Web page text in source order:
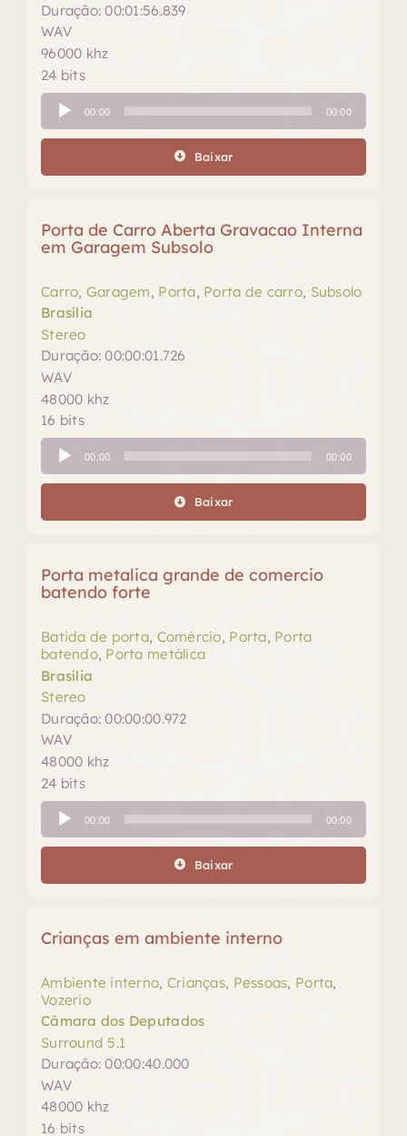
Duração: 00:01:56.839
WAV
96000 khz
24 bits
Tocador
de
áudio
00:00 00:00
Baixar
Porta de Carro Aberta Gravacao Interna
em Garagem Subsolo
Carro, Garagem, Porta, Porta de carro, Subsolo
Brasília
Stereo
Duração: 00:00:01.726
WAV
48000 khz
16 bits
Tocador
de
áudio
00:00 00:00
Baixar
Porta metalica grande de comercio
batendo forte
Batida de porta, Comércio, Porta, Porta
batendo, Porta metálica
Brasília
Stereo
Duração: 00:00:00.972
WAV
48000 khz
24 bits
Tocador
de
áudio
00:00 00:00
Baixar
Crianças em ambiente interno
Ambiente interno, Crianças, Pessoas, Porta,
Vozerio
Câmara dos Deputados
Surround 5.1
Duração: 00:00:40.000
WAV
48000 khz
16 bits